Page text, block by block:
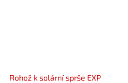
Rohož k solární sprše EXP